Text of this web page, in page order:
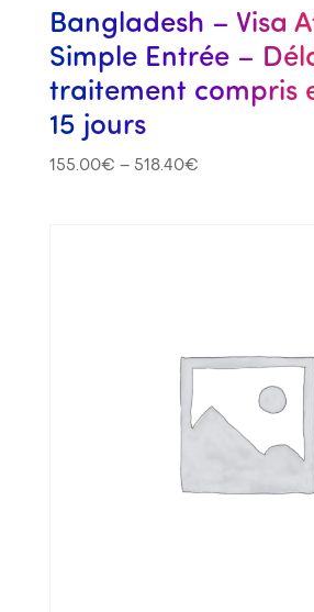
Bangladesh – Visa
Simple Entrée –
traitement compris
15 jours
155.00€ – 518.40€